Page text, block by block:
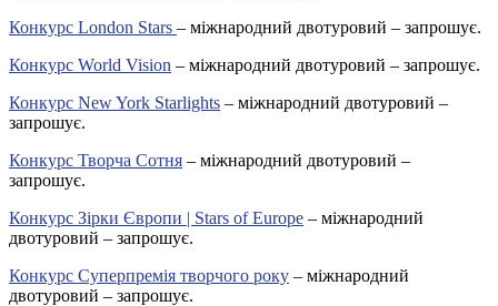
Конкурс London Stars – міжнародний двотуровий – запрошує.
Конкурс World Vision – міжнародний двотуровий – запрошує.
Конкурс New York Starlights – міжнародний двотуровий –
запрошує.
Конкурс Творча Сотня – міжнародний двотуровий –
запрошує.
Конкурс Зірки Європи | Stars of Europe – міжнародний
двотуровий – запрошує.
Конкурс Суперпремія творчого року – міжнародний
двотуровий – запрошує.